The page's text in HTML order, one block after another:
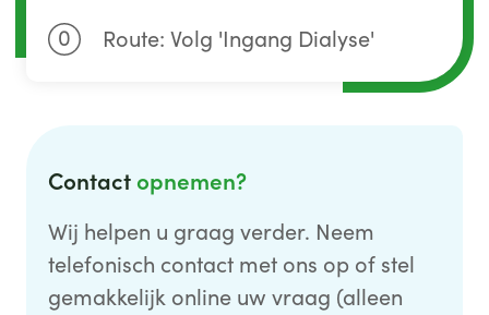
0 Route: Volg 'Ingang Dialyse'
Contact opnemen?
Wij helpen u graag verder. Neem
telefonisch contact met ons op of stel
gemakkelijk online uw vraag (alleen